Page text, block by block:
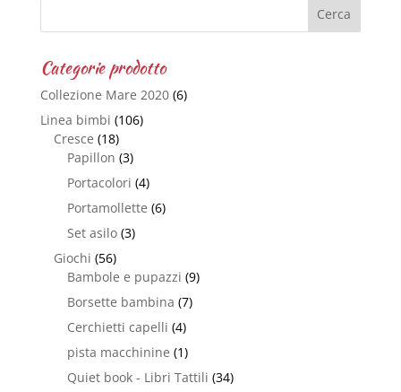
Categorie prodotto
Collezione Mare 2020 (6)
Linea bimbi (106)
Cresce (18)
Papillon (3)
Portacolori (4)
Portamollette (6)
Set asilo (3)
Giochi (56)
Bambole e pupazzi (9)
Borsette bambina (7)
Cerchietti capelli (4)
pista macchinine (1)
Quiet book - Libri Tattili (34)